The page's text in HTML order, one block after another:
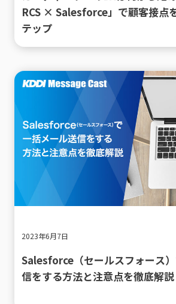
RCS × Salesforce」で顧客接点
テップ
2023年6月7日
Salesforce（セールスフォース
信をする方法と注意点を徹底解説